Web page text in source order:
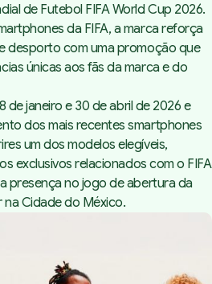
de Futebol FIFA World Cup 2026.
da FIFA, a marca reforça
desporto com uma promoção que
únicas aos fãs da marca e do
de janeiro e 30 de abril de 2026 e
dos mais recentes smartphones
um dos modelos elegíveis,
exclusivos relacionados com o FIFA
presença no jogo de abertura da
Cidade do México.